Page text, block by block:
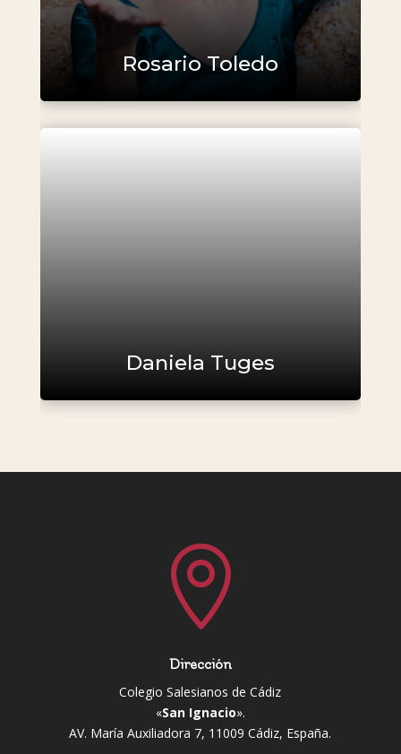
Rosario Toledo
Daniela Tuges

Dirección
Colegio Salesianos de Cádiz
«San Ignacio».
AV. María Auxiliadora 7, 11009 Cádiz, España.